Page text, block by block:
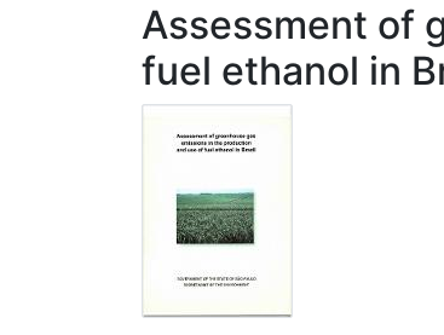
Assessment of
fuel ethanol in